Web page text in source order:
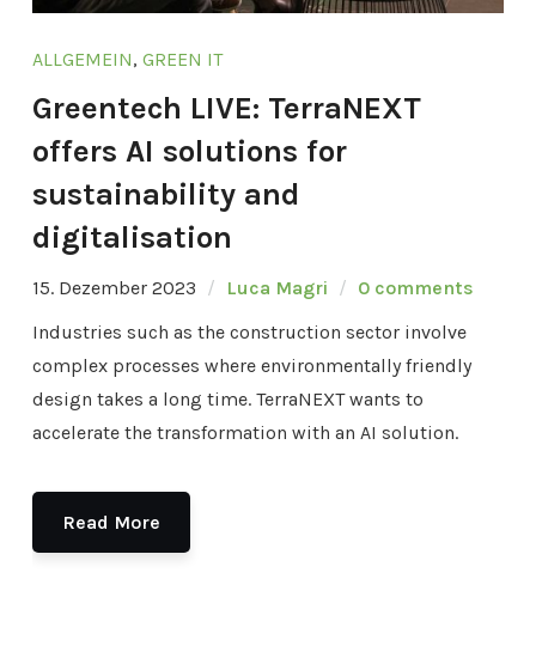
ALLGEMEIN, GREEN IT
Greentech LIVE: TerraNEXT
offers AI solutions for
sustainability and
digitalisation
15. Dezember 2023 Luca Magri
0 comments
Industries such as the construction sector involve
complex processes where environmentally friendly
design takes a long time. TerraNEXT wants to
accelerate the transformation with an AI solution.
Read More